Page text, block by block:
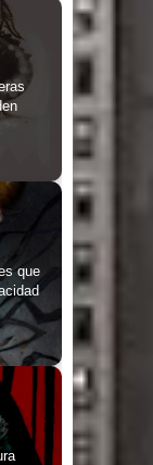
que